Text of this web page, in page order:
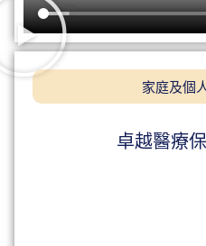
家庭及個
卓越醫療